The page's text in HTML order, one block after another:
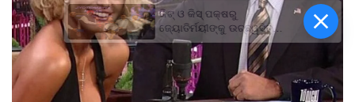
କିଟ୍‍ ଓ କିସ୍‍ ପକ୍ଷରୁ
ଜ୍ୟୋତିର୍ମୟୀଙ୍କୁ ଉଚ୍ଛ୍ୱସିତ
ସମ୍ବର୍ଦ୍ଧନା; ୫ଲକ୍ଷ ଟଙ୍କାର
ପ୍ରୋତ୍ସାହନ ରାଶି ପ୍ରଦାନ